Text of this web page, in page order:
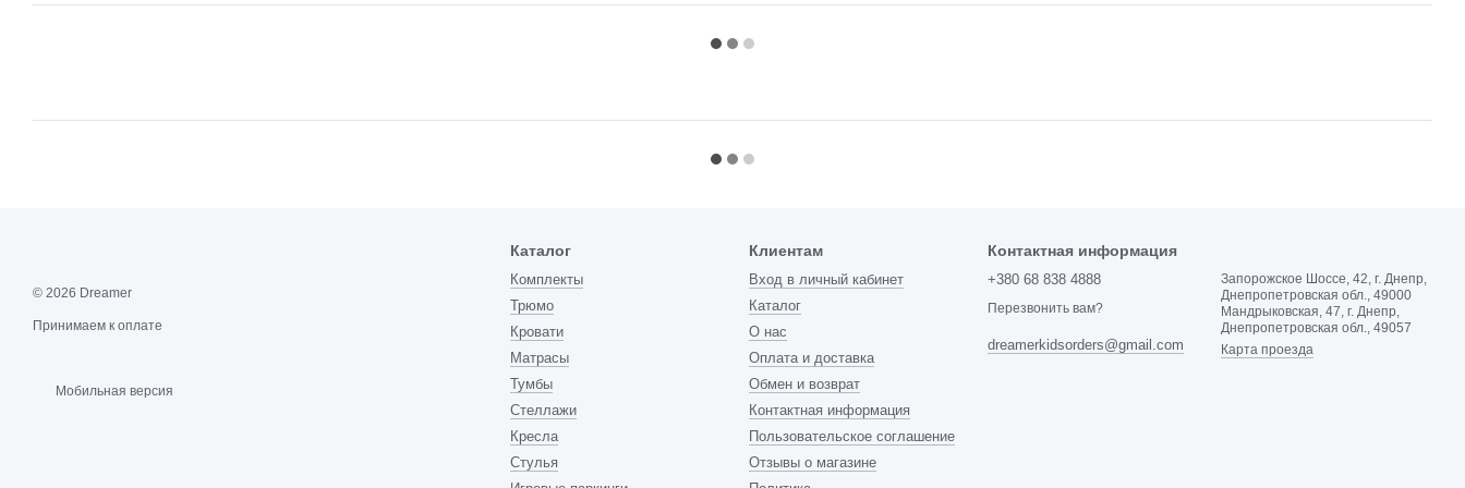
© 2026 Dreamer
Принимаем к оплате
Мобильная версия
Каталог
Комплекты
Трюмо
Кровати
Матрасы
Тумбы
Стеллажи
Кресла
Стулья
Клиентам
Вход в личный кабинет
Каталог
О нас
Оплата и доставка
Обмен и возврат
Контактная информация
Пользовательское соглашение
Отзывы о магазине
Контактная информация
+380 68 838 4888
Перезвонить вам?
dreamerkidsorders@gmail.com
Запорожское Шоссе, 42, г. Днепр,
Днепропетровская обл., 49000
Мандрыковская, 47, г. Днепр,
Днепропетровская обл., 49057
Карта проезда